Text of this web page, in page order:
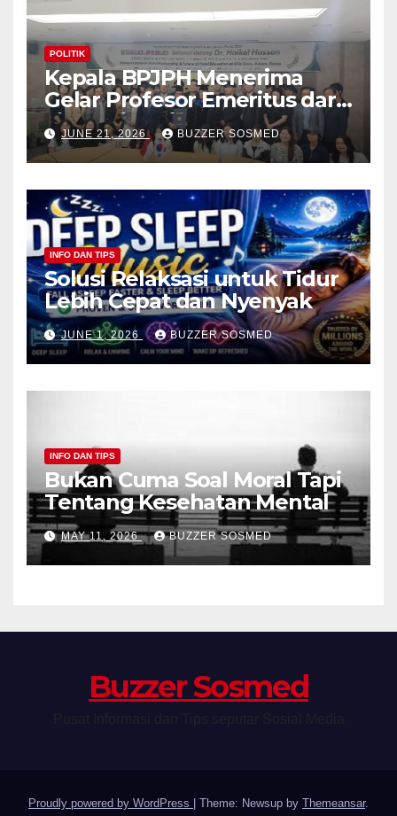
POLITIK
Kepala BPJPH Menerima
Gelar Profesor Emeritus dari
Silla University, Busan Korsel
JUNE 21, 2026 BUZZER SOSMED
INFO DAN TIPS
Solusi Relaksasi untuk Tidur
Lebih Cepat dan Nyenyak
JUNE 1, 2026 BUZZER SOSMED
INFO DAN TIPS
Bukan Cuma Soal Moral Tapi
Tentang Kesehatan Mental
MAY 11, 2026 BUZZER SOSMED
Buzzer Sosmed
Proudly powered by WordPress Theme: Newsup by Themeansar.